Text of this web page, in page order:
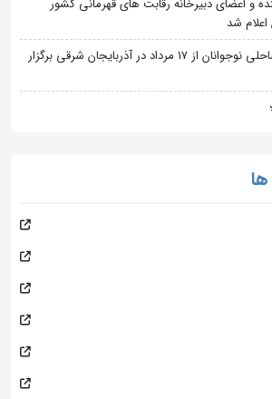
و اعضای دبیرخانه رقابت های قهرمانی کشور
شد
اردوی تیم ملی کشتی ساحلی نوجوانان از 17 مرداد در آذربایجان شرقی برگزار